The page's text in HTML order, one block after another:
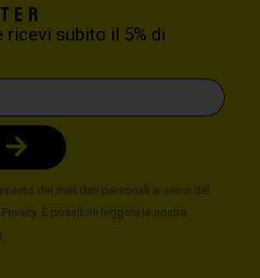
ricevi subito il 5% di
dei miei dati personali ai sensi del
È possibile leggere la nostra